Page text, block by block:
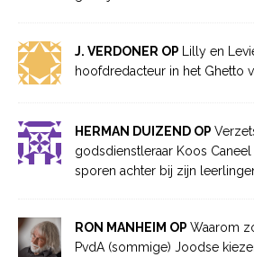
J. VERDONER OP
Lilly en
hoofdredacteur in het Ghetto
HERMAN DUIZEND OP
godsdienstleraar Koos
sporen achter bij zijn
RON MANHEIM OP Waarom
PvdA (sommige) Joodse